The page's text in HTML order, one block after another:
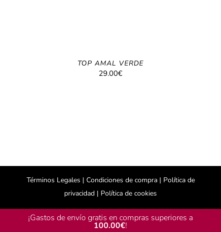
TOP AMAL VERDE
29.00€
Términos Legales | Condiciones de compra | Política de
privacidad | Política de cookies
¡Gastos de envío gratis en compras superiores a
100.00€!